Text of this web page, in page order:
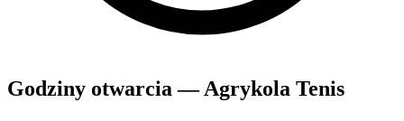
Godziny otwarcia — Agrykola Tenis